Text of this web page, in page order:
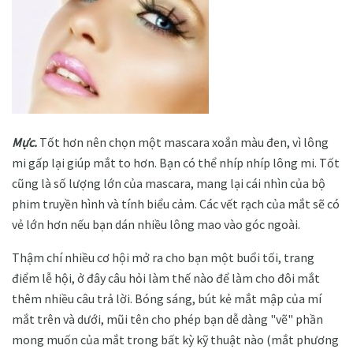
Mực. Tốt hơn nên chọn một mascara xoắn màu đen, vì lông
mi gấp lại giúp mắt to hơn. Bạn có thể nhíp nhíp lông mi. Tốt
cũng là số lượng lớn của mascara, mang lại cái nhìn của bộ
phim truyền hình và tính biểu cảm. Các vết rạch của mắt sẽ có
vẻ lớn hơn nếu bạn dán nhiều lông mao vào góc ngoài.
Thậm chí nhiều cơ hội mở ra cho bạn một buổi tối, trang
điểm lễ hội, ở đây câu hỏi làm thế nào để làm cho đôi mắt
thêm nhiều câu trả lời. Bóng sáng, bút kẻ mắt mập của mí
mắt trên và dưới, mũi tên cho phép bạn dễ dàng "vẽ" phần
mong muốn của mắt trong bất kỳ kỹ thuật nào (mắt phương